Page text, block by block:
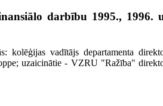
darbību 1995., 1996.
kolēģijas vadītājs departamenta
uzaicinātie - VZRU "Ražība"